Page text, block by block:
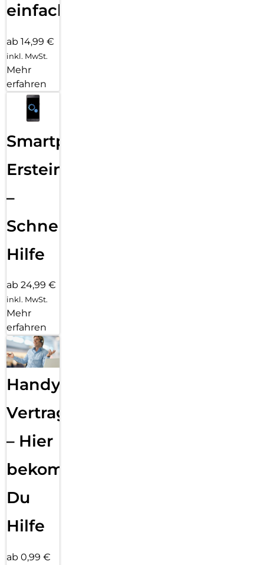
einfach
ab 14,99 €
inkl. MwSt.
Mehr
erfahren
Smartphone
Ersteinrichtung
–
Schnelle
Hilfe
ab 24,99 €
inkl. MwSt.
Mehr
erfahren
Handy
Vertragsabwicklung
– Hier
bekommst
Du
Hilfe
ab 0,99 €